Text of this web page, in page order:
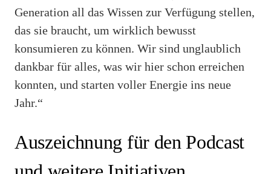
Generation all das Wissen zur Verfügung stellen,
das sie braucht, um wirklich bewusst
konsumieren zu können. Wir sind unglaublich
dankbar für alles, was wir hier schon erreichen
konnten, und starten voller Energie ins neue
Jahr.“
Auszeichnung für den Podcast